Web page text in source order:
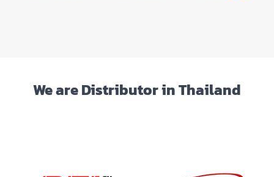
We are Distributor in Thailand